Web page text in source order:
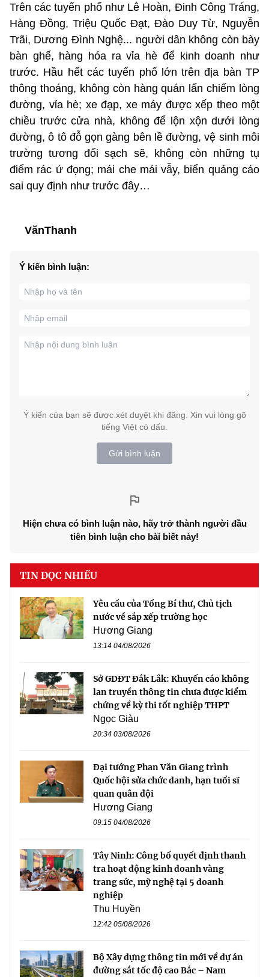
Trên các tuyến phố như Lê Hoàn, Đinh Công Tráng,
Hàng Đồng, Triệu Quốc Đạt, Đào Duy Từ, Nguyễn
Trãi, Dương Đình Nghệ... người dân không còn bày
bàn ghế, hàng hóa ra vỉa hè để kinh doanh như
trước. Hầu hết các tuyến phố lớn trên địa bàn TP
thông thoáng, không còn hàng quán lấn chiếm lòng
đường, vỉa hè; xe đạp, xe máy được xếp theo một
chiều trước cửa nhà, không để lộn xộn dưới lòng
đường, ô tô đỗ gọn gàng bên lề đường, vệ sinh môi
trường tương đối sạch sẽ, không còn những tụ
điểm rác ứ đọng; mái che mái vẫy, biển quảng cáo
sai quy định như trước đây…
VănThanh
Ý kiến bình luận:
Ý kiến của bạn sẽ được xét duyệt khi đăng. Xin vui lòng gõ
tiếng Việt có dấu.
Gửi bình luận
Hiện chưa có bình luận nào, hãy trở thành người đầu
tiên bình luận cho bài biết này!
TIN ĐỌC NHIỀU
Yêu cầu của Tổng Bí thư, Chủ tịch
nước về sắp xếp trường học
Hương Giang
13:14 04/08/2026
Sở GDĐT Đắk Lắk: Khuyến cáo không
lan truyền thông tin chưa được kiểm
chứng về kỳ thi tốt nghiệp THPT
Ngọc Giàu
20:34 03/08/2026
Đại tướng Phan Văn Giang trình
Quốc hội sửa chức danh, hạn tuổi sĩ
quan quân đội
Hương Giang
09:15 04/08/2026
Tây Ninh: Công bố quyết định thanh
tra hoạt động kinh doanh vàng
trang sức, mỹ nghệ tại 5 doanh
nghiệp
Thu Huyền
12:42 05/08/2026
Bộ Xây dựng thông tin mới về dự án
đường sắt tốc độ cao Bắc – Nam